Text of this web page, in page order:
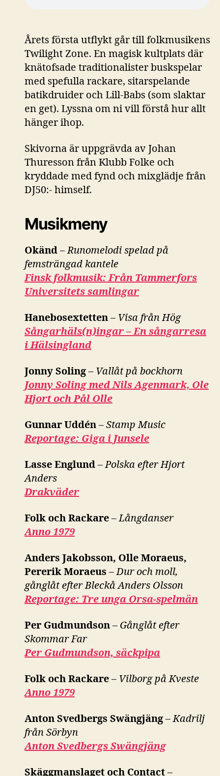
Årets första utflykt går till folkmusikens
Twilight Zone. En magisk kultplats där
knätofsade traditionalister buskspelar
med spefulla rackare, sitarspelande
batikdruider och Lill-Babs (som slaktar
en get). Lyssna om ni vill förstå hur allt
hänger ihop.
Skivorna är uppgrävda av Johan
Thuresson från Klubb Folke och
kryddade med fynd och mixglädje från
DJ50:- himself.
Musikmeny
Okänd –Runomelodi spelad på
femsträngad kantele
Finsk folkmusik: Från Tammerfors
Universitets samlingar
Hanebosextetten – Visa från Hög
Sångarhäls(n)ingar – En sångarresa
i Hälsingland
Jonny Soling – Vallåt på bockhorn
Jonny Soling med Nils Agenmark, Ole
Hjort och Pål Olle
Gunnar Uddén – Stamp Music
Reportage: Giga i Junsele
Lasse Englund –Polska efter Hjort
Anders
Drakväder
Folk och Rackare –Långdanser
Anno 1979
Anders Jakobsson, Olle Moraeus,
Pererik Moraeus –Dur och moll,
gånglåt efter Bleckå Anders Olsson
Reportage: Tre unga Orsa-spelmän
Per Gudmundson – Gånglåt efter
Skommar Far
Per Gudmundson, säckpipa
Folk och Rackare – Vilborg på Kveste
Anno 1979
Anton Svedbergs Swängjäng –Kadrilj
från Sörbyn
Anton Svedbergs Swängjäng
Skäggmanslaget och Contact –